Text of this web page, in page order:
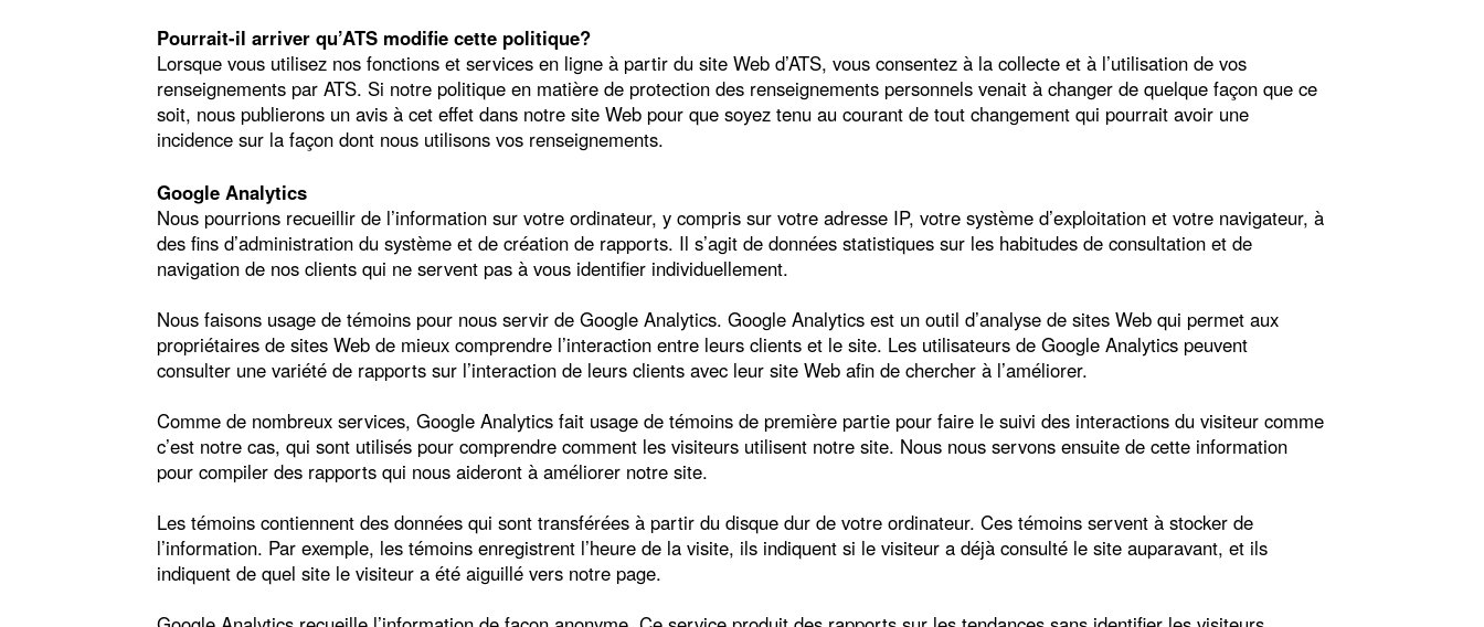
Pourrait-il arriver qu’ATS modifie cette politique?
Lorsque vous utilisez nos fonctions et services en ligne à partir du site Web d’ATS, vous consentez à la collecte et à l’utilisation de vos
renseignements par ATS. Si notre politique en matière de protection des renseignements personnels venait à changer de quelque façon que ce
soit, nous publierons un avis à cet effet dans notre site Web pour que soyez tenu au courant de tout changement qui pourrait avoir une
incidence sur la façon dont nous utilisons vos renseignements.
Google Analytics
Nous pourrions recueillir de l’information sur votre ordinateur, y compris sur votre adresse IP, votre système d’exploitation et votre navigateur, à
des fins d’administration du système et de création de rapports. Il s’agit de données statistiques sur les habitudes de consultation et de
navigation de nos clients qui ne servent pas à vous identifier individuellement.
Nous faisons usage de témoins pour nous servir de Google Analytics. Google Analytics est un outil d’analyse de sites Web qui permet aux
propriétaires de sites Web de mieux comprendre l’interaction entre leurs clients et le site. Les utilisateurs de Google Analytics peuvent
consulter une variété de rapports sur l’interaction de leurs clients avec leur site Web afin de chercher à l’améliorer.
Comme de nombreux services, Google Analytics fait usage de témoins de première partie pour faire le suivi des interactions du visiteur comme
c’est notre cas, qui sont utilisés pour comprendre comment les visiteurs utilisent notre site. Nous nous servons ensuite de cette information
pour compiler des rapports qui nous aideront à améliorer notre site.
Les témoins contiennent des données qui sont transférées à partir du disque dur de votre ordinateur. Ces témoins servent à stocker de
l’information. Par exemple, les témoins enregistrent l’heure de la visite, ils indiquent si le visiteur a déjà consulté le site auparavant, et ils
indiquent de quel site le visiteur a été aiguillé vers notre page.